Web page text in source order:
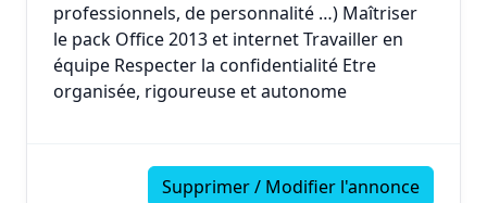
professionnels, de personnalité …) Maîtriser
le pack Office 2013 et internet Travailler en
équipe Respecter la confidentialité Etre
organisée, rigoureuse et autonome
Supprimer / Modifier l'annonce